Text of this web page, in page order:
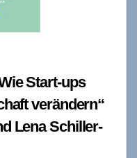
Start-ups
verändern“
Lena Schiller-